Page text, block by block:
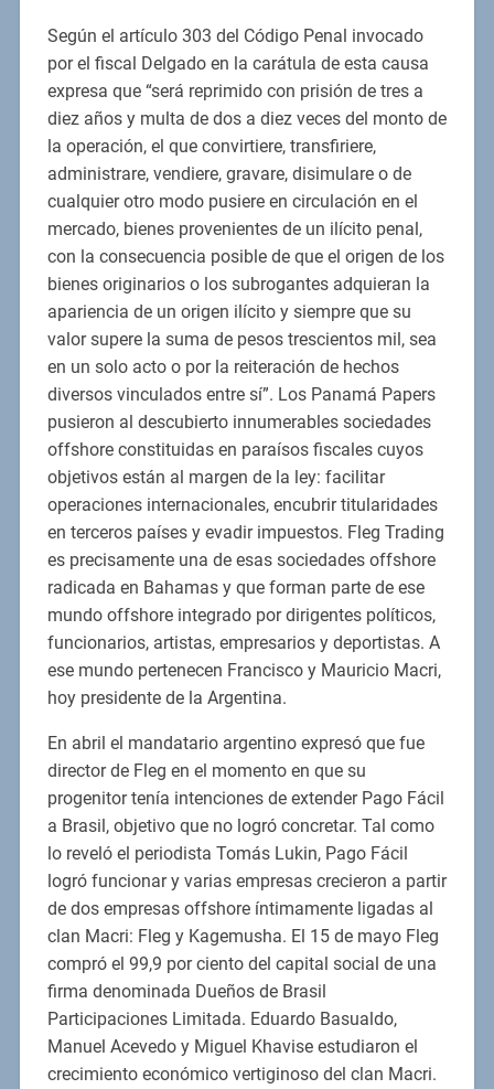
Según el artículo 303 del Código Penal invocado
por el fiscal Delgado en la carátula de esta causa
expresa que “será reprimido con prisión de tres a
diez años y multa de dos a diez veces del monto de
la operación, el que convirtiere, transfiriere,
administrare, vendiere, gravare, disimulare o de
cualquier otro modo pusiere en circulación en el
mercado, bienes provenientes de un ilícito penal,
con la consecuencia posible de que el origen de los
bienes originarios o los subrogantes adquieran la
apariencia de un origen ilícito y siempre que su
valor supere la suma de pesos trescientos mil, sea
en un solo acto o por la reiteración de hechos
diversos vinculados entre sí”. Los Panamá Papers
pusieron al descubierto innumerables sociedades
offshore constituidas en paraísos fiscales cuyos
objetivos están al margen de la ley: facilitar
operaciones internacionales, encubrir titularidades
en terceros países y evadir impuestos. Fleg Trading
es precisamente una de esas sociedades offshore
radicada en Bahamas y que forman parte de ese
mundo offshore integrado por dirigentes políticos,
funcionarios, artistas, empresarios y deportistas. A
ese mundo pertenecen Francisco y Mauricio Macri,
hoy presidente de la Argentina.
En abril el mandatario argentino expresó que fue
director de Fleg en el momento en que su
progenitor tenía intenciones de extender Pago Fácil
a Brasil, objetivo que no logró concretar. Tal como
lo reveló el periodista Tomás Lukin, Pago Fácil
logró funcionar y varias empresas crecieron a partir
de dos empresas offshore íntimamente ligadas al
clan Macri: Fleg y Kagemusha. El 15 de mayo Fleg
compró el 99,9 por ciento del capital social de una
firma denominada Dueños de Brasil
Participaciones Limitada. Eduardo Basualdo,
Manuel Acevedo y Miguel Khavise estudiaron el
crecimiento económico vertiginoso del clan Macri.